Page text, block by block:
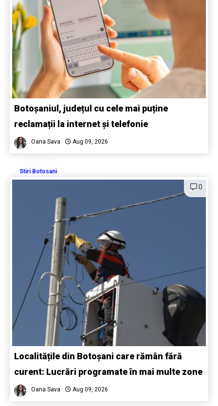
Botoșaniul, județul cu cele mai puține
reclamații la internet și telefonie
Oana Sava Aug 09, 2026
Stiri Botosani
0
Localitățile din Botoșani care rămân fără
curent: Lucrări programate în mai multe zone
Oana Sava Aug 09, 2026